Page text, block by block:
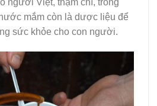
người Việt, thậm chí, trong
mắm còn là dược liệu để
sức khỏe cho con người.